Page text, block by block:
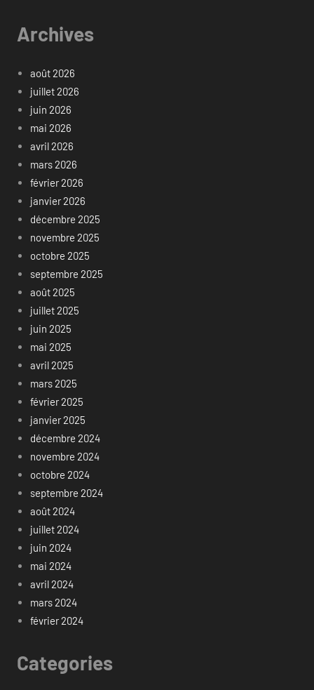
Archives
août 2026
juillet 2026
juin 2026
mai 2026
avril 2026
mars 2026
février 2026
janvier 2026
décembre 2025
novembre 2025
octobre 2025
septembre 2025
août 2025
juillet 2025
juin 2025
mai 2025
avril 2025
mars 2025
février 2025
janvier 2025
décembre 2024
novembre 2024
octobre 2024
septembre 2024
août 2024
juillet 2024
juin 2024
mai 2024
avril 2024
mars 2024
février 2024
Categories